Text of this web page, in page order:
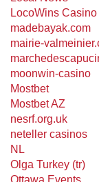
LocoWins
madebayak.com
mairie-
moonwin-casino
Mostbet
Mostbet AZ
nesrf.org.uk
neteller casinos
NL
Olga Turkey (tr)
Ottawa Events